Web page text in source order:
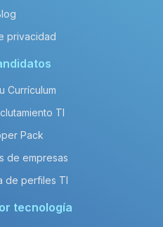
privacidad
Currículum
TI
Pack
de empresas
de perfiles TI
tecnología